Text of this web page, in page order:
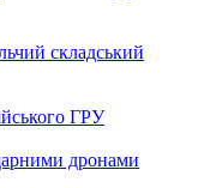
складський
ГРУ
дронами